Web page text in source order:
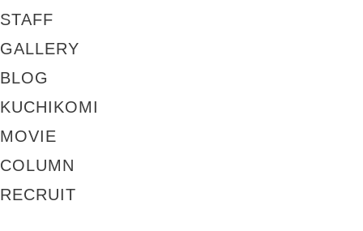
STAFF
GALLERY
BLOG
KUCHIKOMI
MOVIE
COLUMN
RECRUIT